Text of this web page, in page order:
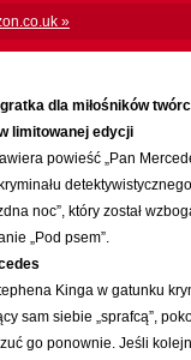
»
dla miłośników
limitowanej edycji
powieść „Pan
noc”, który został
„Pod psem”.
Kinga w gatunku
sam siebie „sprafcą”,
go ponownie. Jeśli